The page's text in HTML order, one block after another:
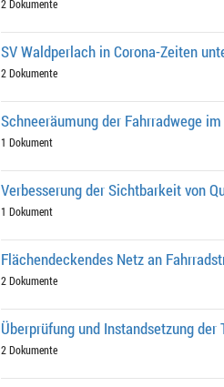
2 Dokumente
SV Waldperlach in Corona-Zeiten
2 Dokumente
Schneeräumung der Fahrradwege
1 Dokument
Verbesserung der Sichtbarkeit von
1 Dokument
Flächendeckendes Netz an
2 Dokumente
Überprüfung und Instandsetzung
2 Dokumente